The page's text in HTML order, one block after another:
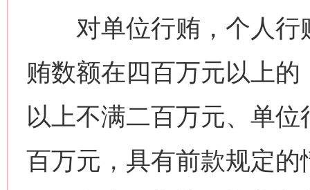
对单位行贿，个人行
贿数额在四百万元以上
以上不满二百万元、单
百万元，具有前款规定